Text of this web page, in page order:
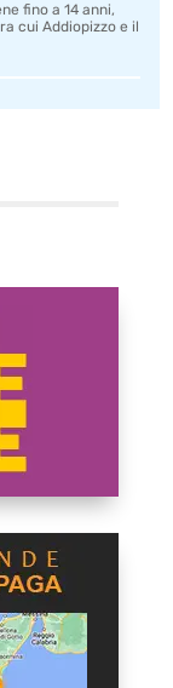
fino a 14 anni,
cui Addiopizzo e il